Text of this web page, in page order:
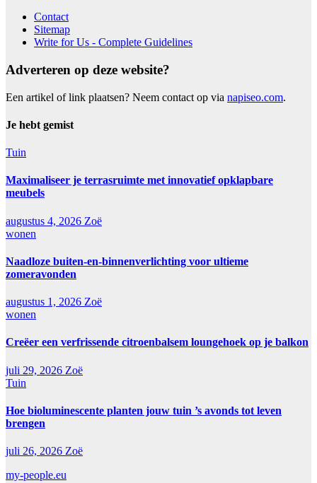
Contact
Sitemap
Write for Us - Complete Guidelines
Adverteren op deze website?
Een artikel of link plaatsen? Neem contact op via napiseo.com.
Je hebt gemist
Tuin
Maximaliseer je terrasruimte met innovatief opklapbare
meubels
augustus 4, 2026 Zoë
wonen
Naadloze buiten-en-binnenverlichting voor ultieme
zomeravonden
augustus 1, 2026 Zoë
wonen
Creëer een verfrissende citroenbalsem loungehoek op je balkon
juli 29, 2026 Zoë
Tuin
Hoe bioluminescente planten jouw tuin ’s avonds tot leven
brengen
juli 26, 2026 Zoë
my-people.eu